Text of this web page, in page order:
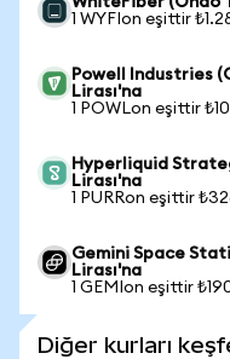
1 WYFIon eşittir
Powell Industries
Lirası'na
1 POWLon eşittir
Hyperliquid
Lirası'na
1 PURRon eşittir
Gemini Space
Lirası'na
1 GEMIon eşittir
Diğer kurları